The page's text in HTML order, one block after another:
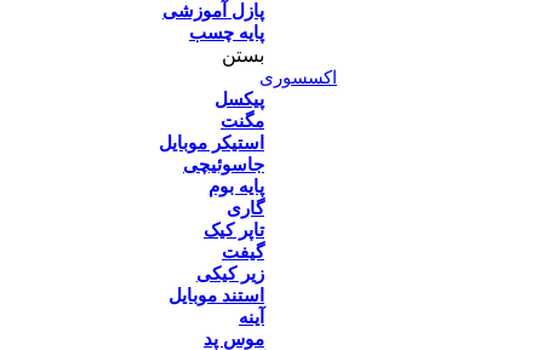
پازل آموزشی
پایه چسب
بستن
اکسسوری
پیکسل
مگنت
استیکر موبایل
جاسوئیچی
پایه بوم
گاری
تاپر کیک
گیفت
زیر کیکی
استند موبایل
آینه
موس پد